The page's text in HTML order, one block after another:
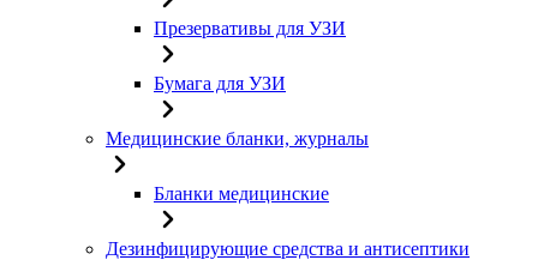
Презервативы для УЗИ
Бумага для УЗИ
Медицинские бланки, журналы
Бланки медицинские
Дезинфицирующие средства и антисептики